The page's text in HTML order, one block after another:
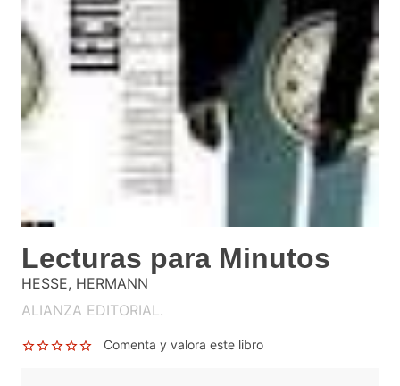
Lecturas para Minutos
HESSE, HERMANN
ALIANZA EDITORIAL.
Comenta y valora este libro